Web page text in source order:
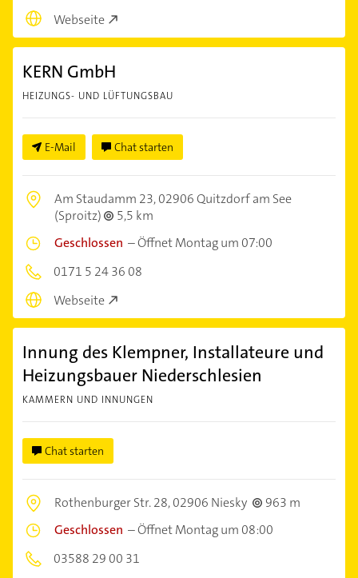
Webseite
KERN GmbH
HEIZUNGS- UND LÜFTUNGSBAU
E-Mail Chat starten
Am Staudamm 23,02906 Quitzdorf am See
(Sproitz)
5,5 km
Geschlossen –Öffnet Montag um 07:00
0171 5 24 36 08
Webseite
Innung des Klempner, Installateure und
Heizungsbauer Niederschlesien
KAMMERN UND INNUNGEN
Chat starten
Rothenburger Str. 28,02906 Niesky
963 m
Geschlossen –Öffnet Montag um 08:00
03588 29 00 31